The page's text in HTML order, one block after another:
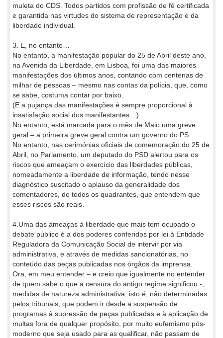
muleta do CDS. Todos partidos com profissão de fé certificada
e garantida nas virtudes do sistema de representação e da
liberdade individual.
3. E, no entanto…
No entanto, a manifestação popular do 25 de Abril deste ano,
na Avenida da Liberdade, em Lisboa, foi uma das maiores
manifestações dos últimos anos, contando com centenas de
milhar de pessoas – mesmo nas contas da polícia, que, como
se sabe, costuma contar por baixo.
(E a pujança das manifestações é sempre proporcional à
insatisfação social dos manifestantes…)
No entanto, está marcada para o mês de Maio uma greve
geral – a primeira greve geral contra um governo do PS.
No entanto, nas cerimónias oficiais de comemoração do 25 de
Abril, no Parlamento, um deputado do PSD alertou para os
riscos que ameaçam o exercício das liberdades públicas,
nomeadamente a liberdade de informação, tendo nesse
diagnóstico suscitado o aplauso da generalidade dos
comentadores, de todos os quadrantes, que entendem que
esses riscos são reais.
4.Uma das ameaças à liberdade que mais tem ocupado o
debate público é a dos poderes conferidos por lei à Entidade
Reguladora da Comunicação Social de intervir por via
administrativa, e através de medidas sancionatórias, no
conteúdo das peças publicadas nos órgãos da imprensa.
Ora, em meu entender – e creio que igualmente no entender
de quem sabe o que a censura do antigo regime significou -,
medidas de natureza administrativa, isto é, não determinadas
pelos tribunais, que podem ir desde a suspensão de
programas à supressão de peças publicadas e à aplicação de
multas fora de qualquer propósito, por muito eufemismo pós-
moderno que seja usado para as qualificar, não passam de